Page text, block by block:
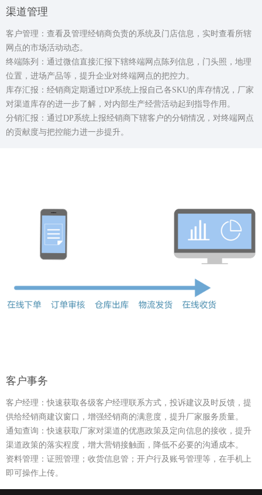
渠道管理
客户管理：查看及管理经销商负责的系统及门店信息，实时查看所辖
网点的市场活动动态。
终端陈列：通过微信直接汇报下辖终端网点陈列信息，门头照，地理
位置，进场产品等，提升企业对终端网点的把控力。
库存汇报：经销商定期通过DP系统上报自己各SKU的库存情况，厂家
对渠道库存的进一步了解，对内部生产经营活动起到指导作用。
分销汇报：通过DP系统上报经销商下辖客户的分销情况，对终端网点
的贡献度与把控能力进一步提升。
客户事务
客户经理：快速获取各级客户经理联系方式，投诉建议及时反馈，提
供给经销商建议窗口，增强经销商的满意度，提升厂家服务质量。
通知查询：快速获取厂家对渠道的优惠政策及定向信息的接收，提升
渠道政策的落实程度，增大营销接触面，降低不必要的沟通成本。
资料管理：证照管理；收货信息管；开户行及账号管理等，在手机上
即可操作上传。